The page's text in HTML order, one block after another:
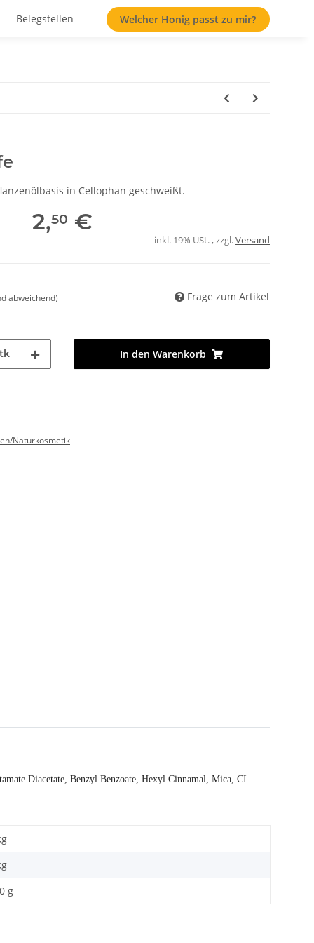
Belegstellen Welcher Honig passt zu mir?
in Cellophan geschweißt.
2,50 €
inkl. 19% USt. , zzgl.Versand
abweichend) Frage zum Artikel
In den Warenkorb
Naturkosmetik
Diacetate, Benzyl Benzoate, Hexyl Cinnamal, Mica, CI
g